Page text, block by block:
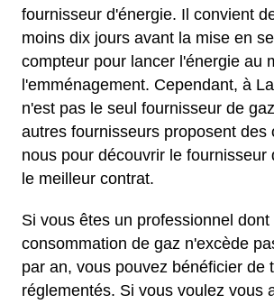
fournisseur d'énergie. Il convient
moins dix jours avant la mise en
compteur pour lancer l'énergie au
l'emménagement. Cependant, à
n'est pas le seul fournisseur de
autres fournisseurs proposent des
nous pour découvrir le fournisseur
le meilleur contrat.
Si vous êtes un professionnel dont
consommation de gaz n'excède
par an, vous pouvez bénéficier de
réglementés. Si vous voulez vous